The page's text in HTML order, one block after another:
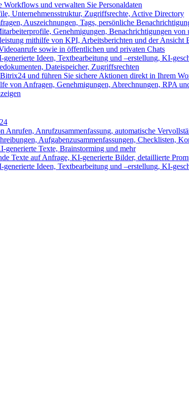
Workflows und verwalten Sie Personaldaten
Unternehmensstruktur, Zugriffsrechte, Active Directory
Auszeichnungen, Tags, persönliche
Genehmigungen, Benachrichtigungen von
mithilfe von KPI, Arbeitsberichten und der Ansicht
sowie in öffentlichen und privaten Chats
Ideen, Textbearbeitung und –erstellung, KI-
Dateispeicher, Zugriffsrechten
und führen Sie sichere Aktionen direkt in Ihrem
von Anfragen, Genehmigungen, Abrechnungen, RPA
Anrufen, Anrufzusammenfassung, automatische
Aufgabenzusammenfassungen, Checklisten,
generierte Texte, Brainstorming und mehr
Texte auf Anfrage, KI-generierte Bilder, detaillierte
Ideen, Textbearbeitung und –erstellung, KI-